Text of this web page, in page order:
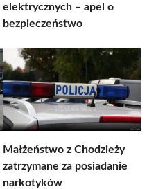
elektrycznych – apel o
bezpieczeństwo
Małżeństwo z Chodzieży
zatrzymane za posiadanie
narkotyków